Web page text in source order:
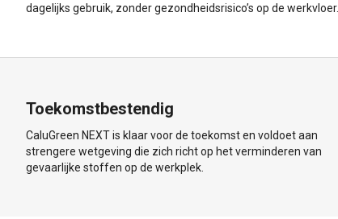
dagelijks gebruik, zonder gezondheidsrisico’s op de werkvloer.
Toekomstbestendig
CaluGreen NEXT is klaar voor de toekomst en voldoet aan
strengere wetgeving die zich richt op het verminderen van
gevaarlijke stoffen op de werkplek.